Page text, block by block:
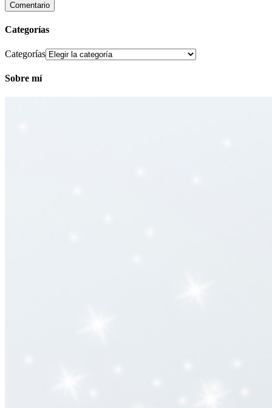
Categorías
Categorías
Sobre mí